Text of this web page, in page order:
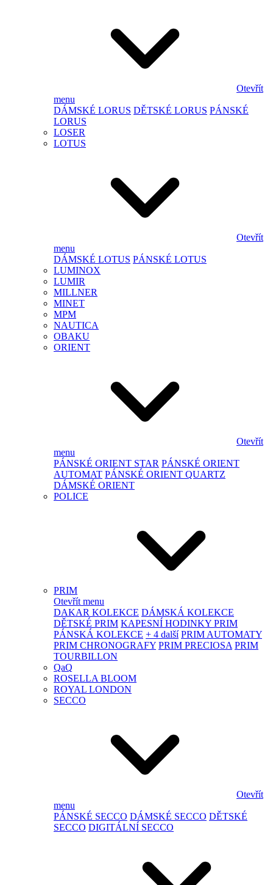
Otevřít
menu
DÁMSKÉ LORUS DĚTSKÉ LORUS PÁNSKÉ
LORUS
LOSER
LOTUS
Otevřít
menu
DÁMSKÉ LOTUS PÁNSKÉ LOTUS
LUMINOX
LUMIR
MILLNER
MINET
MPM
NAUTICA
OBAKU
ORIENT
Otevřít
menu
PÁNSKÉ ORIENT STAR PÁNSKÉ ORIENT
AUTOMAT PÁNSKÉ ORIENT QUARTZ
DÁMSKÉ ORIENT
POLICE
PRIM
Otevřít menu
DAKAR KOLEKCE DÁMSKÁ KOLEKCE
DĚTSKÉ PRIM KAPESNÍ HODINKY PRIM
PÁNSKÁ KOLEKCE + 4 další PRIM AUTOMATY
PRIM CHRONOGRAFY PRIM PRECIOSA PRIM
TOURBILLON
QaQ
ROSELLA BLOOM
ROYAL LONDON
SECCO
Otevřít
menu
PÁNSKÉ SECCO DÁMSKÉ SECCO DĚTSKÉ
SECCO DIGITÁLNÍ SECCO